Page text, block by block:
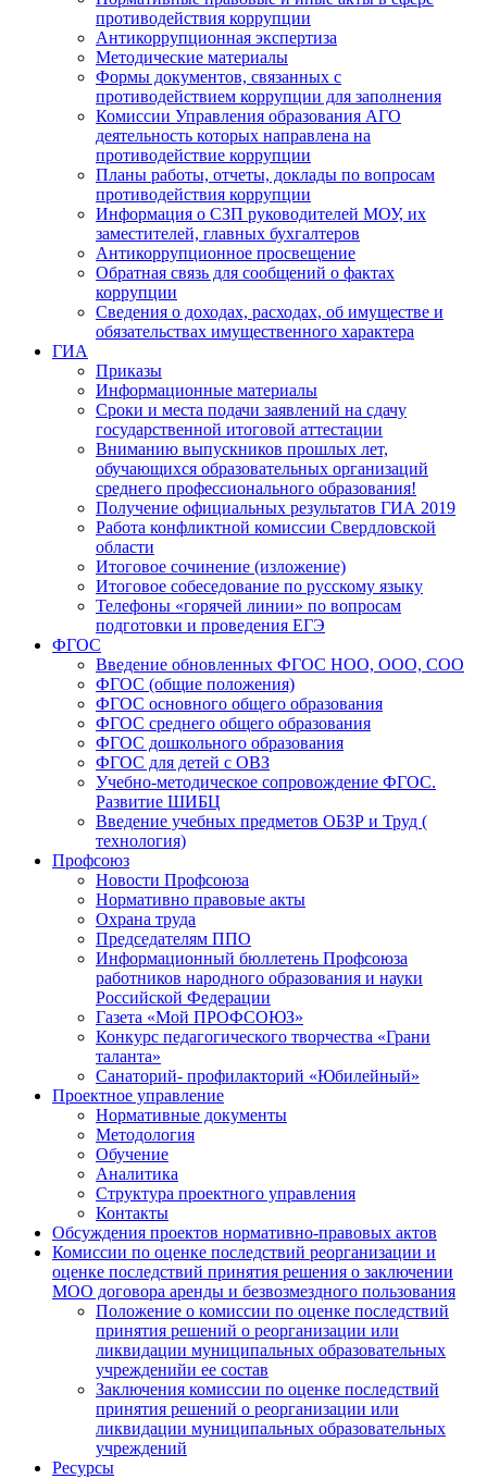
противодействия коррупции
Антикоррупционная экспертиза
Методические материалы
Формы документов, связанных с
противодействием коррупции для заполнения
Комиссии Управления образования АГО
деятельность которых направлена на
противодействие коррупции
Планы работы, отчеты, доклады по вопросам
противодействия коррупции
Информация о СЗП руководителей МОУ, их
заместителей, главных бухгалтеров
Антикоррупционное просвещение
Обратная связь для сообщений о фактах
коррупции
Сведения о доходах, расходах, об имуществе и
обязательствах имущественного характера
ГИА
Приказы
Информационные материалы
Сроки и места подачи заявлений на сдачу
государственной итоговой аттестации
Вниманию выпускников прошлых лет,
обучающихся образовательных организаций
среднего профессионального образования!
Получение официальных результатов ГИА 2019
Работа конфликтной комиссии Свердловской
области
Итоговое сочинение (изложение)
Итоговое собеседование по русскому языку
Телефоны «горячей линии» по вопросам
подготовки и проведения ЕГЭ
ФГОС
Введение обновленных ФГОС НОО, ООО, СОО
ФГОС (общие положения)
ФГОС основного общего образования
ФГОС среднего общего образования
ФГОС дошкольного образования
ФГОС для детей с ОВЗ
Учебно-методическое сопровождение ФГОС.
Развитие ШИБЦ
Введение учебных предметов ОБЗР и Труд (
технология)
Профсоюз
Новости Профсоюза
Нормативно правовые акты
Охрана труда
Председателям ППО
Информационный бюллетень Профсоюза
работников народного образования и науки
Российской Федерации
Газета «Мой ПРОФСОЮЗ»
Конкурс педагогического творчества «Грани
таланта»
Санаторий- профилакторий «Юбилейный»
Проектное управление
Нормативные документы
Методология
Обучение
Аналитика
Структура проектного управления
Контакты
Обсуждения проектов нормативно-правовых актов
Комиссии по оценке последствий реорганизации и
оценке последствий принятия решения о заключении
МОО договора аренды и безвозмездного пользования
Положение о комиссии по оценке последствий
принятия решений о реорганизации или
ликвидации муниципальных образовательных
учрежденийи ее состав
Заключения комиссии по оценке последствий
принятия решений о реорганизации или
ликвидации муниципальных образовательных
учреждений
Ресурсы